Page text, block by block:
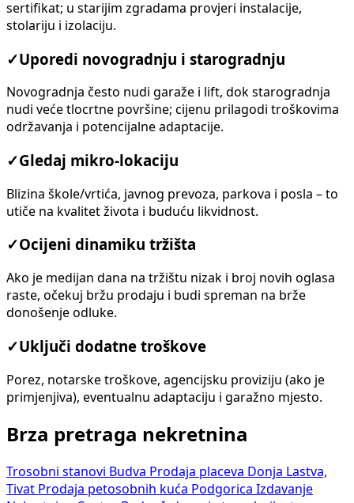
sertifikat; u starijim zgradama provjeri instalacije,
stolariju i izolaciju.
✓Uporedi novogradnju i starogradnju
Novogradnja često nudi garaže i lift, dok starogradnja
nudi veće tlocrtne površine; cijenu prilagodi troškovima
održavanja i potencijalne adaptacije.
✓Gledaj mikro-lokaciju
Blizina škole/vrtića, javnog prevoza, parkova i posla – to
utiče na kvalitet života i buduću likvidnost.
✓Ocijeni dinamiku tržišta
Ako je medijan dana na tržištu nizak i broj novih oglasa
raste, očekuj bržu prodaju i budi spreman na brže
donošenje odluke.
✓Uključi dodatne troškove
Porez, notarske troškove, agencijsku proviziju (ako je
primjenjiva), eventualnu adaptaciju i garažno mjesto.
Brza pretraga nekretnina
Trosobni stanovi Budva Prodaja placeva Donja Lastva,
Tivat Prodaja petosobnih kuća Podgorica Izdavanje